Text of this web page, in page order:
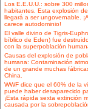
Los E.E.U.U.: sobre 300
habitantes. Esta explosión
llegará a ser ungovernable.
carece autodominio!
El valle divino de Tigris-
bíblico de Eden) fue
con la superpoblación
Causas del explosión de
humana: Contaminación
de un grande muchas
China.
WWF dice que el 60% de la
puede haber desaparecido
¡Esta rápida sexta extinción
causada por la